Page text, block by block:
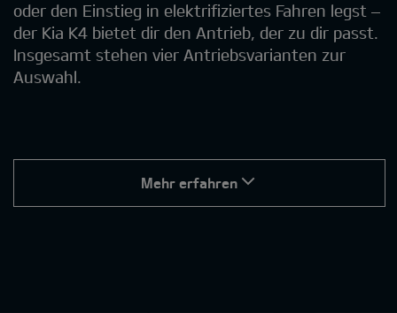
oder den Einstieg in elektrifiziertes Fahren legst –
der Kia K4 bietet dir den Antrieb, der zu dir passt.
Insgesamt stehen vier Antriebsvarianten zur
Auswahl.
Mehr erfahren